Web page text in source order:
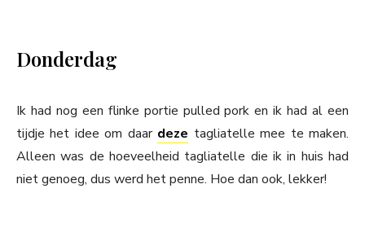
Donderdag
Ik had nog een flinke portie pulled pork en ik had al een
tijdje het idee om daar deze tagliatelle mee te maken.
Alleen was de hoeveelheid tagliatelle die ik in huis had
niet genoeg, dus werd het penne. Hoe dan ook, lekker!